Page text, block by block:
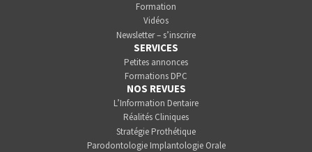
Formation
Vidéos
Newsletter – s’inscrire
SERVICES
Petites annonces
Formations DPC
NOS REVUES
L’Information Dentaire
Réalités Cliniques
Stratégie Prothétique
Parodontologie Implantologie Orale